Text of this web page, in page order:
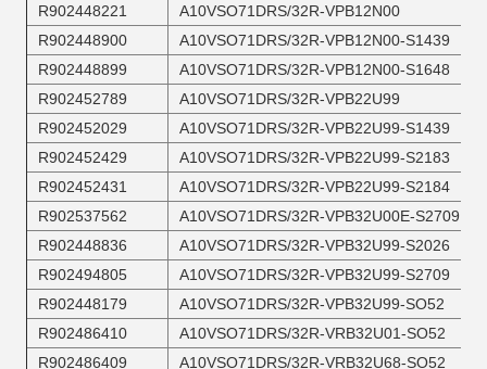
R902448221
A10VSO71DRS/32R-VPB12N00
R902448900
A10VSO71DRS/32R-VPB12N00-S1439
R902448899
A10VSO71DRS/32R-VPB12N00-S1648
R902452789
A10VSO71DRS/32R-VPB22U99
R902452029
A10VSO71DRS/32R-VPB22U99-S1439
R902452429
A10VSO71DRS/32R-VPB22U99-S2183
R902452431
A10VSO71DRS/32R-VPB22U99-S2184
R902537562
A10VSO71DRS/32R-VPB32U00E-S2709
R902448836
A10VSO71DRS/32R-VPB32U99-S2026
R902494805
A10VSO71DRS/32R-VPB32U99-S2709
R902448179
A10VSO71DRS/32R-VPB32U99-SO52
R902486410
A10VSO71DRS/32R-VRB32U01-SO52
R902486409
A10VSO71DRS/32R-VRB32U68-SO52